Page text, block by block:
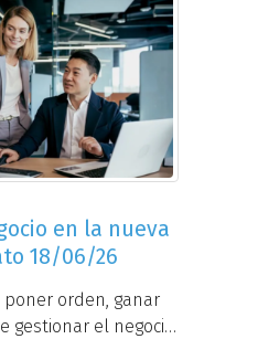
en la nueva
18/06/26
poner orden, ganar
gestionar el negocio